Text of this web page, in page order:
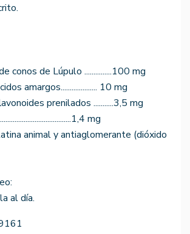
conos de Lúpulo ...............100 mg
amargos.................... 10 mg
prenilados ...........3,5 mg
mg
animal y antiaglomerante (dióxido
al día.